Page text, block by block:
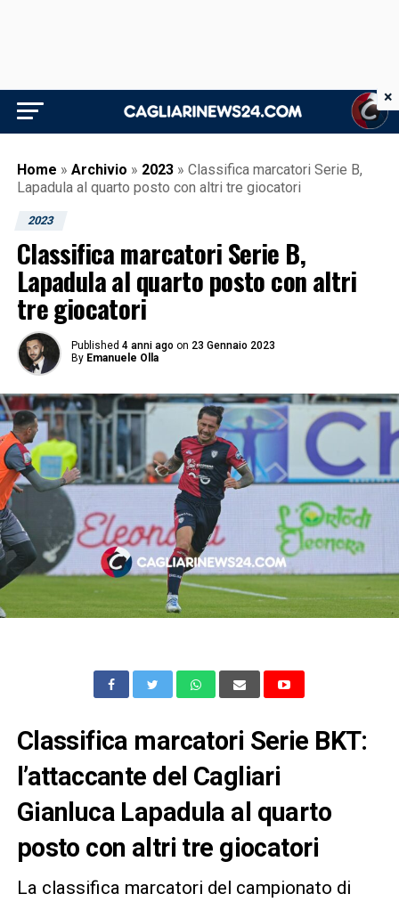
Home » Archivio » 2023 » Classifica marcatori Serie B,
Lapadula al quarto posto con altri tre giocatori
2023
Classifica marcatori Serie B,
Lapadula al quarto posto con altri
tre giocatori
Published 4 anni ago on 23 Gennaio 2023
By Emanuele Olla
Classifica marcatori Serie BKT:
l’attaccante del Cagliari
Gianluca Lapadula al quarto
posto con altri tre giocatori
La classifica marcatori del campionato di
×